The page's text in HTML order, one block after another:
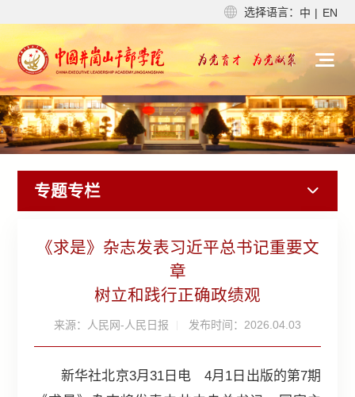
选择语言： 中 | EN
专题专栏
《求是》杂志发表习近平总书记重要文
章
树立和践行正确政绩观
来源：人民网-人民日报 发布时间：2026.04.03
新华社北京3月31日电 4月1日出版的第7期